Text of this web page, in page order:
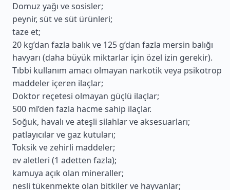
Domuz yağı ve sosisler;
peynir, süt ve süt ürünleri;
taze et;
20 kg’dan fazla balık ve 125 g’dan fazla mersin balığı
havyarı (daha büyük miktarlar için özel izin gerekir).
Tıbbi kullanım amacı olmayan narkotik veya psikotrop
maddeler içeren ilaçlar;
Doktor reçetesi olmayan güçlü ilaçlar;
500 ml’den fazla hacme sahip ilaçlar.
Soğuk, havalı ve ateşli silahlar ve aksesuarları;
patlayıcılar ve gaz kutuları;
Toksik ve zehirli maddeler;
ev aletleri (1 adetten fazla);
kamuya açık olan mineraller;
nesli tükenmekte olan bitkiler ve hayvanlar;